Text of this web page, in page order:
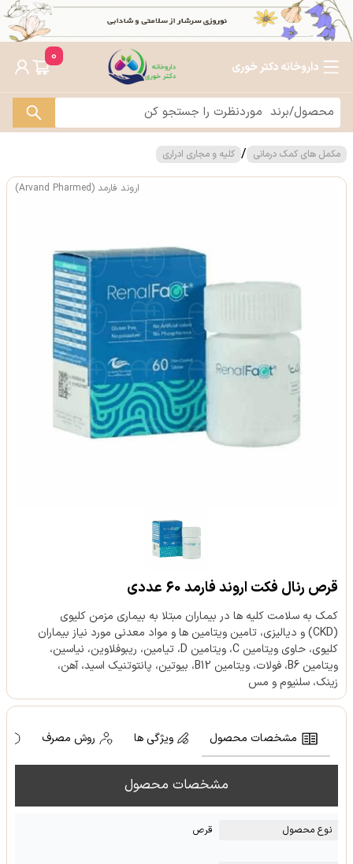
داروخانه دکتر خوری
0
مکمل های کمک درمانی / کلیه و مجاری ادراری
اروند فارمد (Arvand Pharmed)
قرص رنال فکت اروند فارمد 60 عددی
کمک به سلامت کلیه ها در بیماران مبتلا به بیماری مزمن کلیوی
(CKD) و دیالیزی، تامین ویتامین ها و مواد معدنی مورد نیاز بیماران
کلیوی، حاوی ویتامین C، ویتامین D، تیامین، ریبوفلاوین، نیاسین،
ویتامین B6، فولات، ویتامین B12، بیوتین، پانتوتنیک اسید، آهن،
زینک، سلنیوم و مس
مشخصات محصول ویژگی ها روش مصرف
مشخصات محصول
نوع محصول قرص